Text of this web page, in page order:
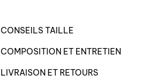
CONSEILS TAILLE
COMPOSITION ET ENTRETIEN
LIVRAISON ET RETOURS